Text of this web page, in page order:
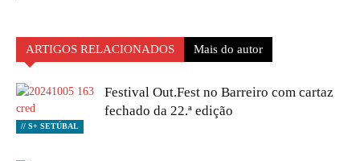
ARTIGOS RELACIONADOS Mais do autor
// S+ SETÚBAL
Festival Out.Fest no Barreiro com cartaz
fechado da 22.ª edição